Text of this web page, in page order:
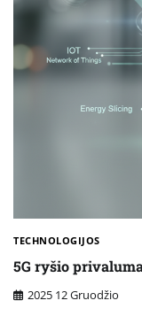
TECHNOLOGIJOS
5G ryšio
2025 12 Gruodžio